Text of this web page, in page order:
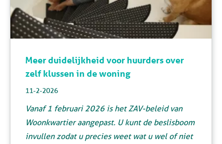
Meer duidelijkheid voor huurders over
zelf klussen in de woning
11-2-2026
Vanaf 1 februari 2026 is het ZAV-beleid van
Woonkwartier aangepast. U kunt de beslisboom
invullen zodat u precies weet wat u wel of niet